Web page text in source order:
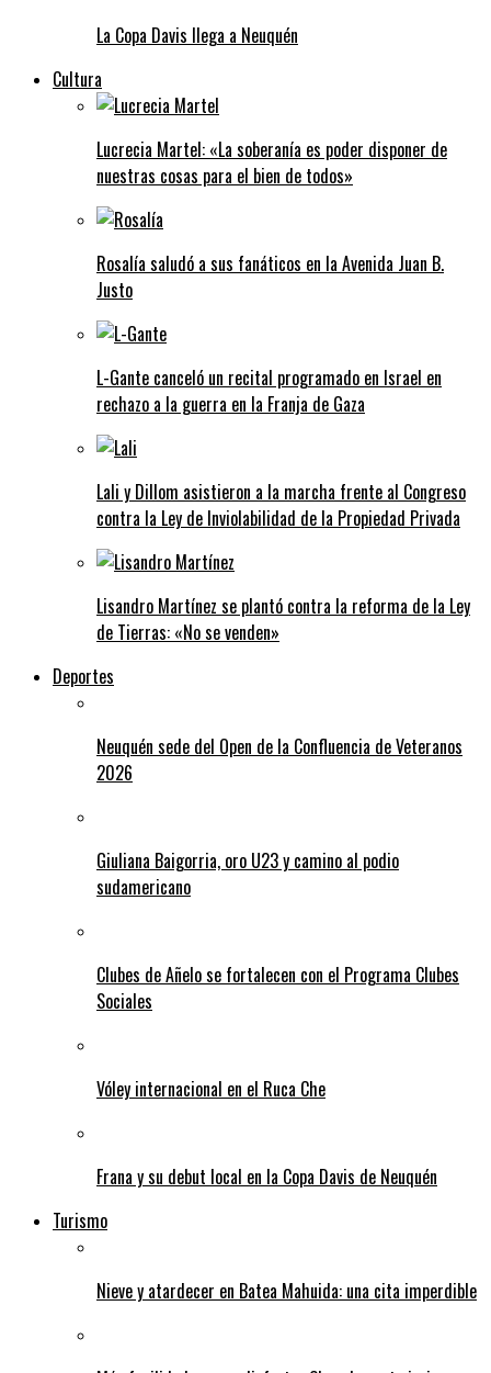
La Copa Davis llega a Neuquén
Cultura
Lucrecia Martel: «La soberanía es poder disponer de
nuestras cosas para el bien de todos»
Rosalía saludó a sus fanáticos en la Avenida Juan B.
Justo
L-Gante canceló un recital programado en Israel en
rechazo a la guerra en la Franja de Gaza
Lali y Dillom asistieron a la marcha frente al Congreso
contra la Ley de Inviolabilidad de la Propiedad Privada
Lisandro Martínez se plantó contra la reforma de la Ley
de Tierras: «No se venden»
Deportes
Neuquén sede del Open de la Confluencia de Veteranos
2026
Giuliana Baigorria, oro U23 y camino al podio
sudamericano
Clubes de Añelo se fortalecen con el Programa Clubes
Sociales
Vóley internacional en el Ruca Che
Frana y su debut local en la Copa Davis de Neuquén
Turismo
Nieve y atardecer en Batea Mahuida: una cita imperdible